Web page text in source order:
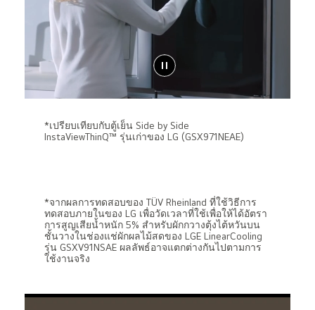
*เปรียบเทียบกับตู้เย็น Side by Side
InstaViewThinQ™ รุ่นเก่าของ LG (GSX971NEAE)
LinearCooling™
คงความสดใหม่ของอาหารเหมือน
ออกมาจากฟาร์ม
*จากผลการทดสอบของ TÜV Rheinland ที่ใช้วิธีการ
ทดสอบภายในของ LG เพื่อวัดเวลาที่ใช้เพื่อให้ได้อัตรา
การสูญเสียน้ำหนัก 5% สำหรับผักกวางตุ้งไต้หวันบน
ชั้นวางในช่องแช่ผักผลไม้สดของ LGE LinearCooling
รุ่น GSXV91NSAE ผลลัพธ์อาจแตกต่างกันไปตามการ
ใช้งานจริง